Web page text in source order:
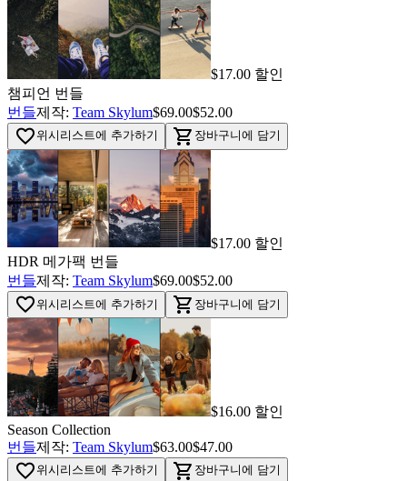
$17.00 할인
챔피언 번들
번들제작: Team Skylum$69.00$52.00
favorite_border 위시리스트에 추가하기 shopping_cart 장바구니에 담기
$17.00 할인
HDR 메가팩 번들
번들제작: Team Skylum$69.00$52.00
favorite_border 위시리스트에 추가하기 shopping_cart 장바구니에 담기
$16.00 할인
Season Collection
번들제작: Team Skylum$63.00$47.00
favorite_border 위시리스트에 추가하기 shopping_cart 장바구니에 담기